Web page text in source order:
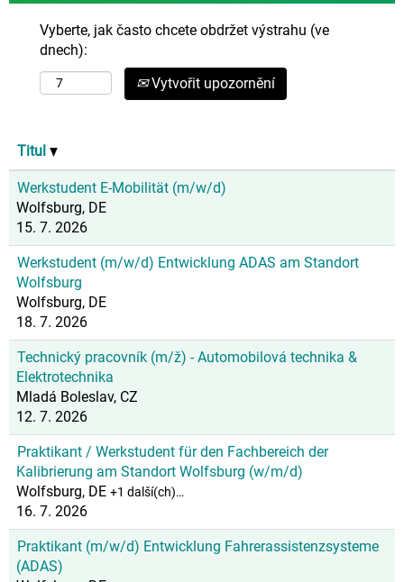
Vyberte, jak často chcete obdržet výstrahu (ve
dnech):
Vytvořit upozornění
Titul
Werkstudent E-Mobilität (m/w/d)
Wolfsburg, DE
15. 7. 2026
Werkstudent (m/w/d) Entwicklung ADAS am Standort
Wolfsburg
Wolfsburg, DE
18. 7. 2026
Technický pracovník (m/ž) - Automobilová technika &
Elektrotechnika
Mladá Boleslav, CZ
12. 7. 2026
Praktikant / Werkstudent für den Fachbereich der
Kalibrierung am Standort Wolfsburg (w/m/d)
Wolfsburg, DE +1 další(ch)…
16. 7. 2026
Praktikant (m/w/d) Entwicklung Fahrerassistenzsysteme
(ADAS)